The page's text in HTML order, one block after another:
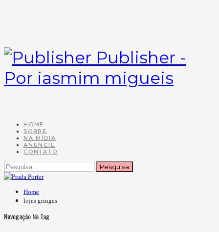
Publisher -
Por iasmim migueis
HOME
SOBRE
NA MÍDIA
ANUNCIE
CONTATO
Home
lojas gringas
Navegação Na Tag